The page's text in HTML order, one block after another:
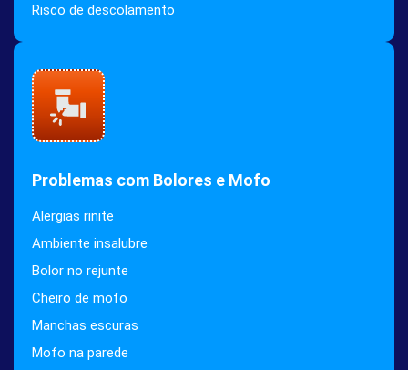
Risco de descolamento
Problemas com Bolores e Mofo
Alergias rinite
Ambiente insalubre
Bolor no rejunte
Cheiro de mofo
Manchas escuras
Mofo na parede